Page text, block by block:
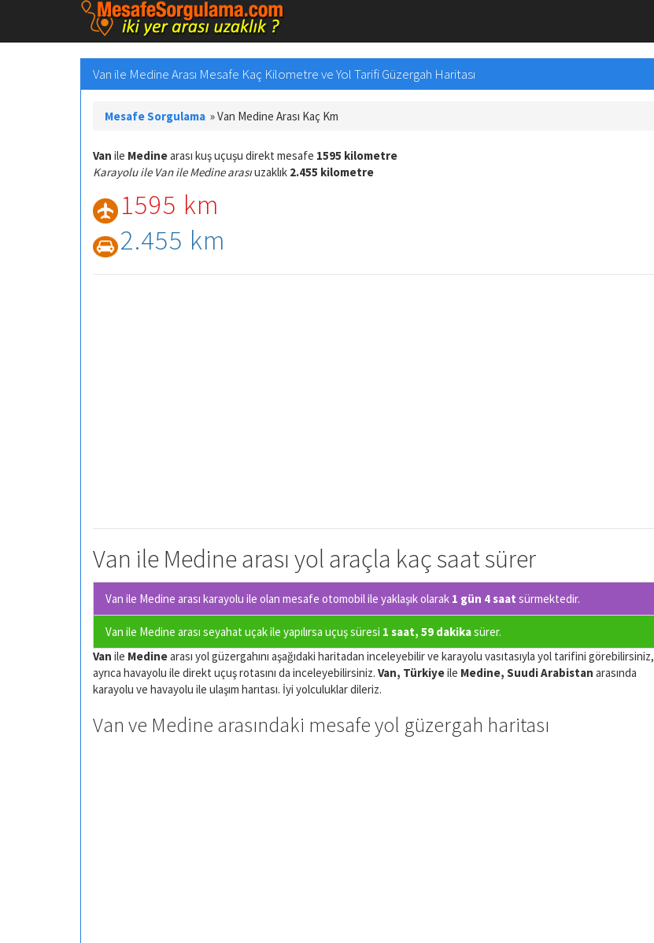
Van ile Medine Arası Mesafe Kaç Kilometre ve Yol Tarifi Güzergah Haritası
Mesafe Sorgulama »Van Medine Arası Kaç Km
Van ile Medinearası kuş uçuşu direkt mesafe 1595 kilometre
Karayolu ile Van ile Medine arasıuzaklık 2.455 kilometre
1595 km
2.455 km
Van ile Medine arası yol araçla kaç saat sürer
Van ile Medine arası karayolu ile olan mesafe otomobil ile yaklaşık olarak 1 gün 4 saat sürmektedir.
Van ile Medine arası seyahat uçak ile yapılırsa uçuş süresi 1 saat, 59 dakikasürer.
Van ile Medinearası yol güzergahını aşağıdaki haritadan inceleyebilir ve karayolu vasıtasıyla yol tarifini görebilirsiniz,
ayrıca havayolu ile direkt uçuş rotasını da inceleyebilirsiniz. Van, Türkiyeile Medine, Suudi Arabistan arasında
karayolu ve havayolu ile ulaşım harıtası. İyi yolculuklar dileriz.
Van ve Medine arasındaki mesafe yol güzergah haritası